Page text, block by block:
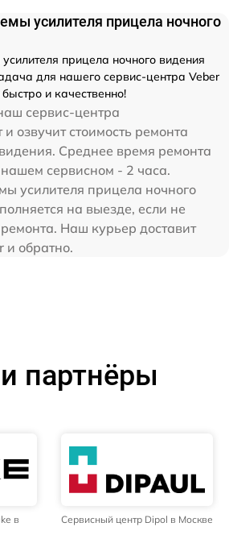
усилителя прицела ночного
прицела ночного видения
для нашего сервис-центра Veber
и качественно!
сервис-центра
озвучит стоимость ремонта
Среднее время ремонта
нашем сервисном - 2 часа.
усилителя прицела ночного
на выезде, если не
Наш курьер доставит
и обратно.
партнёры
в
Сервисный центр Dipol в Москве